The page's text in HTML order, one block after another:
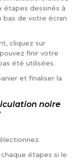
étapes dessinés à
bas de votre écran
cliquez sur
finir votre
été utilisées.
et finaliser la
noire
étapes si le